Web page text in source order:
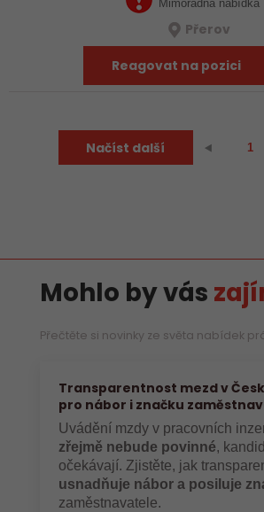
Mimořádná nabídka
Přerov
Reagovat na pozici
Načíst další ⯇ 1
Mohlo by vás
Přečtěte si novinky ze světa nabídek
Transparentnost mezd v
pro nábor i značku
Uvádění mzdy v pracovních
zřejmě nebude povinné,
očekávají. Zjistěte, jak
usnadňuje nábor a posiluje
zaměstnavatele.